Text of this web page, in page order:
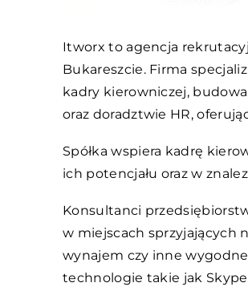
Itworx to agencja
Bukareszcie. Firma
kadry kierowniczej,
oraz doradztwie HR,
Spółka wspiera kadrę
ich potencjału oraz w
Konsultanci
w miejscach sprzyjających
wynajem czy inne
technologie takie jak